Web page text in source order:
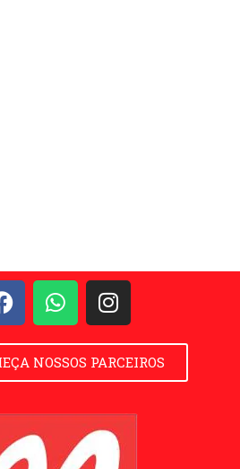
NOSSOS PARCEIROS